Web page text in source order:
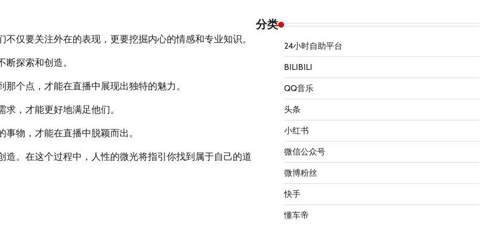
仅要关注外在的表现，更要挖掘内心的情感和专业知识。
探索和创造。
个点，才能在直播中展现出独特的魅力。
，才能更好地满足他们。
物，才能在直播中脱颖而出。
。在这个过程中，人性的微光将指引你找到属于自己的道
分类
24小时自助平台
BILIBILI
QQ音乐
头条
小红书
微信公众号
微博粉丝
快手
懂车帝